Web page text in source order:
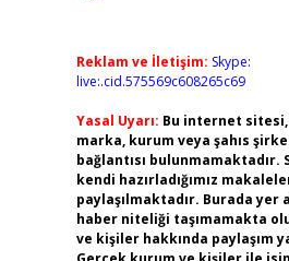
Reklam ve İletişim: Skype:
live:.cid.575569c608265c69
Yasal Uyarı: Bu internet
marka, kurum veya şahıs
bağlantısı bulunmamaktadır.
kendi hazırladığımız
paylaşılmaktadır. Burada
haber niteliği taşımamakta
ve kişiler hakkında paylaşım